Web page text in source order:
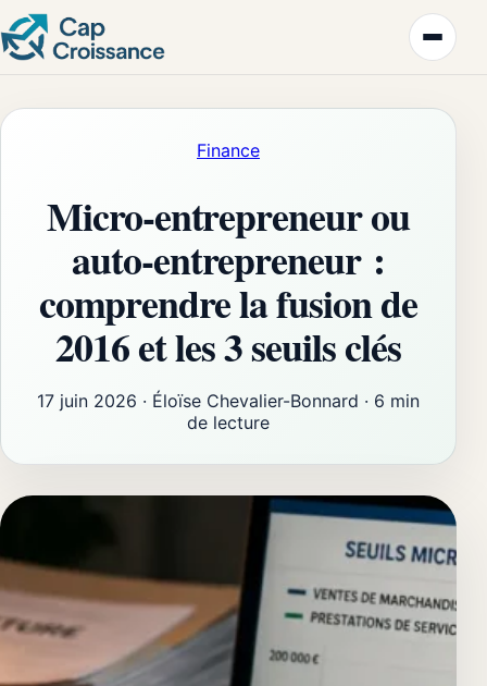
Finance
Micro-entrepreneur ou
auto-entrepreneur :
comprendre la fusion de
2016 et les 3 seuils clés
17 juin 2026 · Éloïse Chevalier-Bonnard · 6 min
de lecture